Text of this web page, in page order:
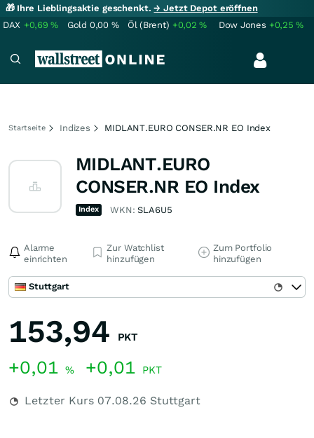
🎁 Ihre Lieblingsaktie geschenkt.→ Jetzt Depot eröffnen
DAX +0,69% Gold 0,00 % Öl (Brent) +0,02% Dow Jones +0,25%
Startseite Indizes MIDLANT.EURO CONSER.NR EO Index
MIDLANT.EURO
CONSER.NR EO Index
Index WKN:SLA6U5
Alarme
einrichten
Zur Watchlist
hinzufügen
Zum Portfolio
hinzufügen
Stuttgart
153,94 PKT
+0,01 % +0,01 PKT
Letzter Kurs 07.08.26 Stuttgart